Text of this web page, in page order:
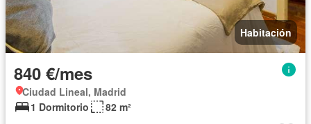
Habitación
840 €/mes
Ciudad Lineal, Madrid
1 Dormitorio
82 m²